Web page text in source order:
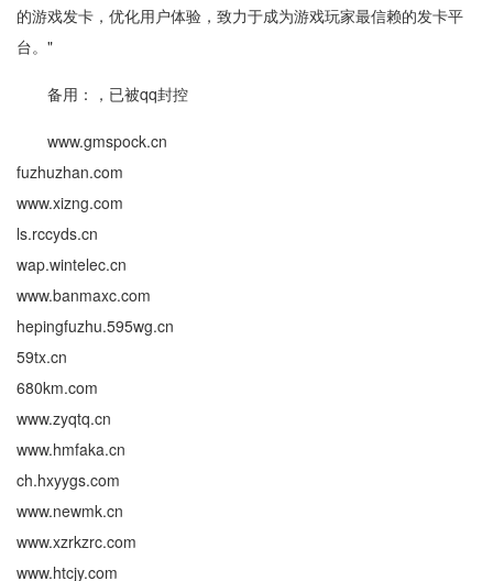
的游戏发卡，优化用户体验，致力于成为游戏玩家最信赖的发卡平
台。"
备用：，已被qq封控
www.gmspock.cn
fuzhuzhan.com
www.xizng.com
ls.rccyds.cn
wap.wintelec.cn
www.banmaxc.com
hepingfuzhu.595wg.cn
59tx.cn
680km.com
www.zyqtq.cn
www.hmfaka.cn
ch.hxyygs.com
www.newmk.cn
www.xzrkzrc.com
www.htcjy.com